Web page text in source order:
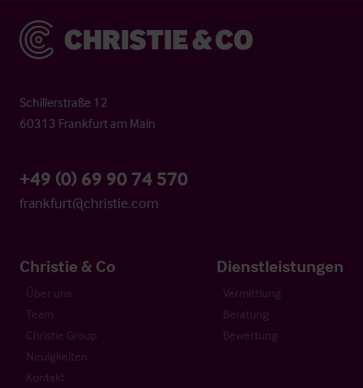
Christie & Co
Schillerstraße 12
60313 Frankfurt am Main
+49 (0) 69 90 74 570
frankfurt@christie.com
Christie & Co
Über uns
Team
Christie Group
Neuigkeiten
Kontakt
Dienstleistungen
Vermittlung
Beratung
Bewertung